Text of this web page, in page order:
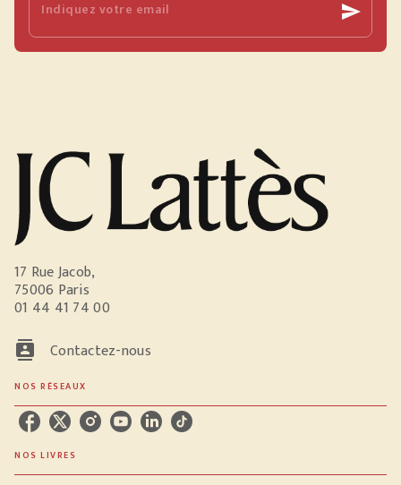
Indiquez votre email send
17 Rue Jacob,
75006 Paris
01 44 41 74 00
contacts Contactez-nous
NOS RÉSEAUX
NOS LIVRES